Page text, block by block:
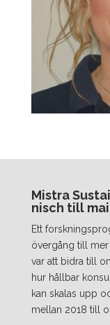
Mistra
nisch till
Ett
övergång till
var att bidra till
hur hållbar
kan skalas upp
mellan 2018 till